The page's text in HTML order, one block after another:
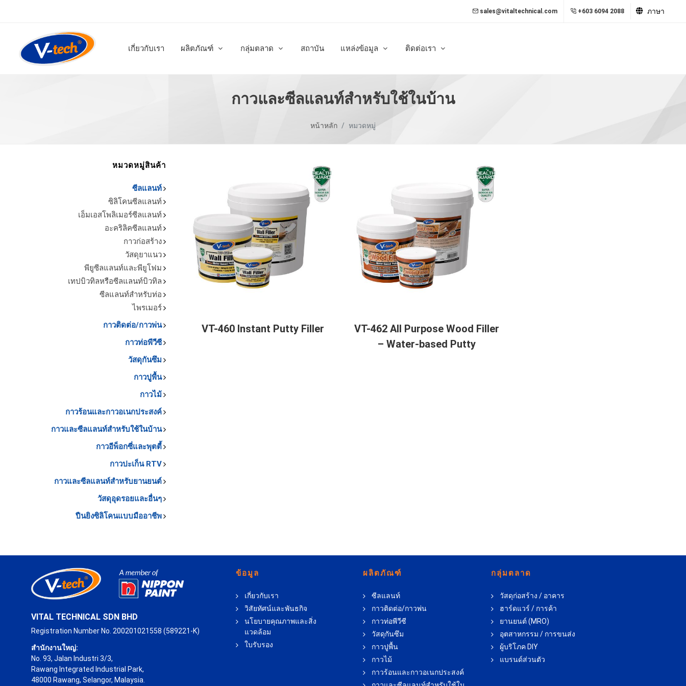
sales@vitaltechnical.com +603 6094 2088 ภาษา
เกี่ยวกับเรา ผลิตภัณฑ์ กลุ่มตลาด สถาบัน แหล่งข้อมูล ติดต่อเรา
กาวและซีลแลนท์สำหรับใช้ในบ้าน
หน้าหลัก หมวดหมู่
VT-460 Instant Putty Filler
VT-462 All Purpose Wood Filler
– Water-based Putty
หมวดหมู่สินค้า
ซีลแลนท์
ซิลิโคนซีลแลนท์
เอ็มเอสโพลิเมอร์ซีลแลนท์
อะคริลิคซีลแลนท์
กาวก่อสร้าง
วัสดุยาแนว
พียูซีลแลนท์และพียูโฟม
เทปบิวทิลหรือซีลแลนท์บิวทิล
ซีลแลนท์สำหรับท่อ
ไพรเมอร์
กาวติดต่อ/กาวพ่น
กาวท่อพีวีซี
วัสดุกันซึม
กาวปูพื้น
กาวไม้
กาวร้อนและกาวอเนกประสงค์
กาวและซีลแลนท์สำหรับใช้ในบ้าน
กาวอีพ็อกซี่และพุตตี้
กาวปะเก็น RTV
กาวและซีลแลนท์สำหรับยานยนต์
วัสดุอุดรอยและอื่นๆ
ปืนยิงซิลิโคนแบบมืออาชีพ
VITAL TECHNICAL SDN BHD
Registration Number No. 200201021558 (589221-K)
สำนักงานใหญ่:
No. 93, Jalan Industri 3/3,
Rawang Integrated Industrial Park,
48000 Rawang, Selangor, Malaysia.
ข้อมูล
เกี่ยวกับเรา
วิสัยทัศน์และพันธกิจ
นโยบายคุณภาพและสิ่ง
แวดล้อม
ใบรับรอง
ผลิตภัณฑ์
ซีลแลนท์
กาวติดต่อ/กาวพ่น
กาวท่อพีวีซี
วัสดุกันซึม
กาวปูพื้น
กาวไม้
กาวร้อนและกาวอเนกประสงค์
กลุ่มตลาด
วัสดุก่อสร้าง / อาคาร
ฮาร์ดแวร์ / การค้า
ยานยนต์ (MRO)
อุตสาหกรรม / การขนส่ง
ผู้บริโภค DIY
แบรนด์ส่วนตัว